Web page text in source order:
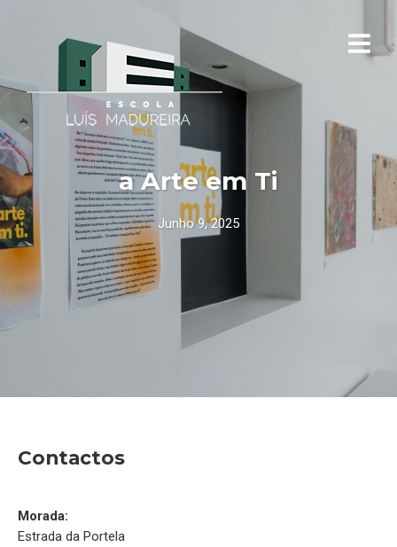
a Arte em Ti
Junho 9, 2025
Contactos
Morada:
Estrada da Portela